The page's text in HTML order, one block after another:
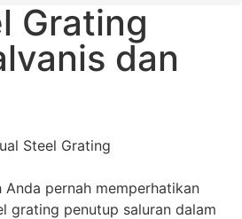
Grating
dan
Anda pernah memperhatikan
grating penutup saluran dalam